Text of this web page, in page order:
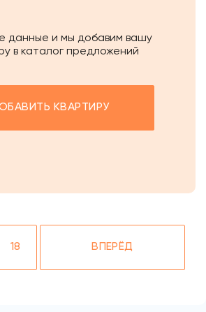
данные и мы добавим вашу
в каталог предложений
КВАРТИРУ
18 ВПЕРЁД